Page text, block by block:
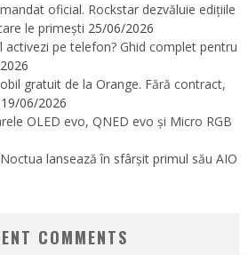
oficial. Rockstar dezvăluie edițiile
le primești 25/06/2026
activezi pe telefon? Ghid complet pentru
gratuit de la Orange. Fără contract,
19/06/2026
OLED evo, QNED evo și Micro RGB
lansează în sfârșit primul său AIO
COMMENTS